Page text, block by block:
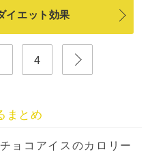
イエット効果
4
まとめ
ョコアイスのカロリー